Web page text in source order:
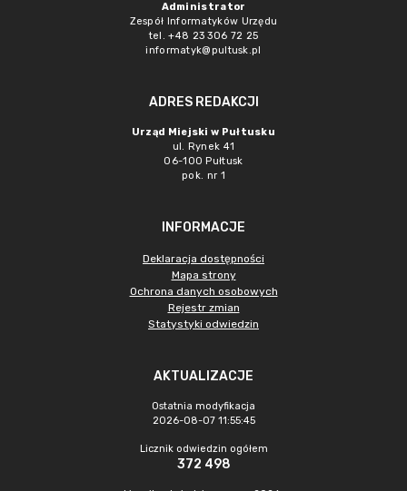
Administrator
Zespół Informatyków Urzędu
tel. +48 23 306 72 25
informatyk@pultusk.pl
ADRES REDAKCJI
Urząd Miejski w Pułtusku
ul. Rynek 41
06-100 Pułtusk
pok. nr 1
INFORMACJE
Deklaracja dostępności
Mapa strony
Ochrona danych osobowych
Rejestr zmian
Statystyki odwiedzin
AKTUALIZACJE
Ostatnia modyfikacja
2026-08-07 11:55:45
Licznik odwiedzin ogółem
372 498